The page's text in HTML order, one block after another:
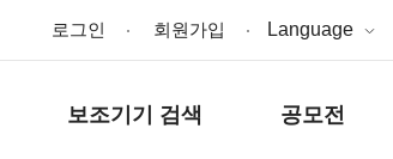
로그인 회원가입 Language
보조기기 검색 공모전